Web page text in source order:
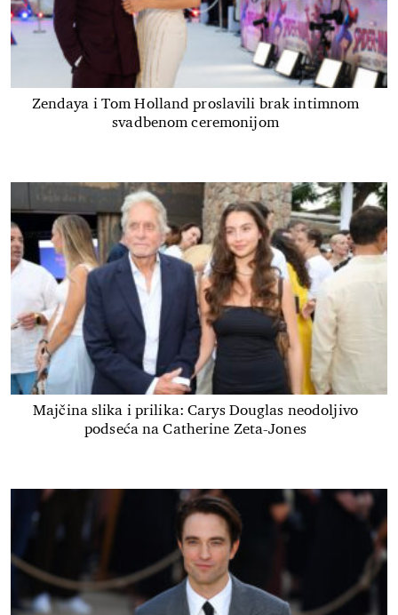
Zendaya i Tom Holland proslavili brak intimnom
svadbenom ceremonijom
Majčina slika i prilika: Carys Douglas neodoljivo
podseća na Catherine Zeta-Jones